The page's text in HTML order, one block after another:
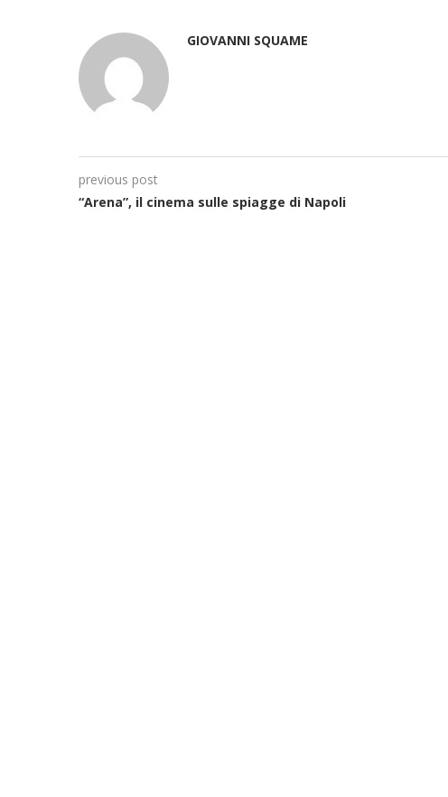
GIOVANNI SQUAME
previous post
“Arena”, il cinema sulle spiagge di Napoli